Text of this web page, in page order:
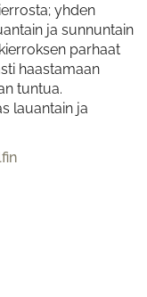
yhden
ja sunnuntain
parhaat
haastamaan
tuntua.
lauantain ja